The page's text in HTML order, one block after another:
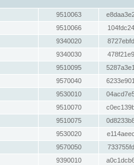
9510063
9510066
9340020
9340030
9510095
9570040
9530010
9510070
9510075
9530020
9570050
9390010